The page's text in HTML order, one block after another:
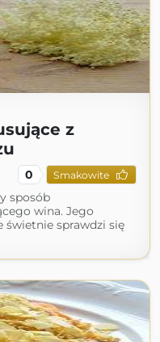
z
0 Smakowite
sposób
wina. Jego
świetnie sprawdzi się